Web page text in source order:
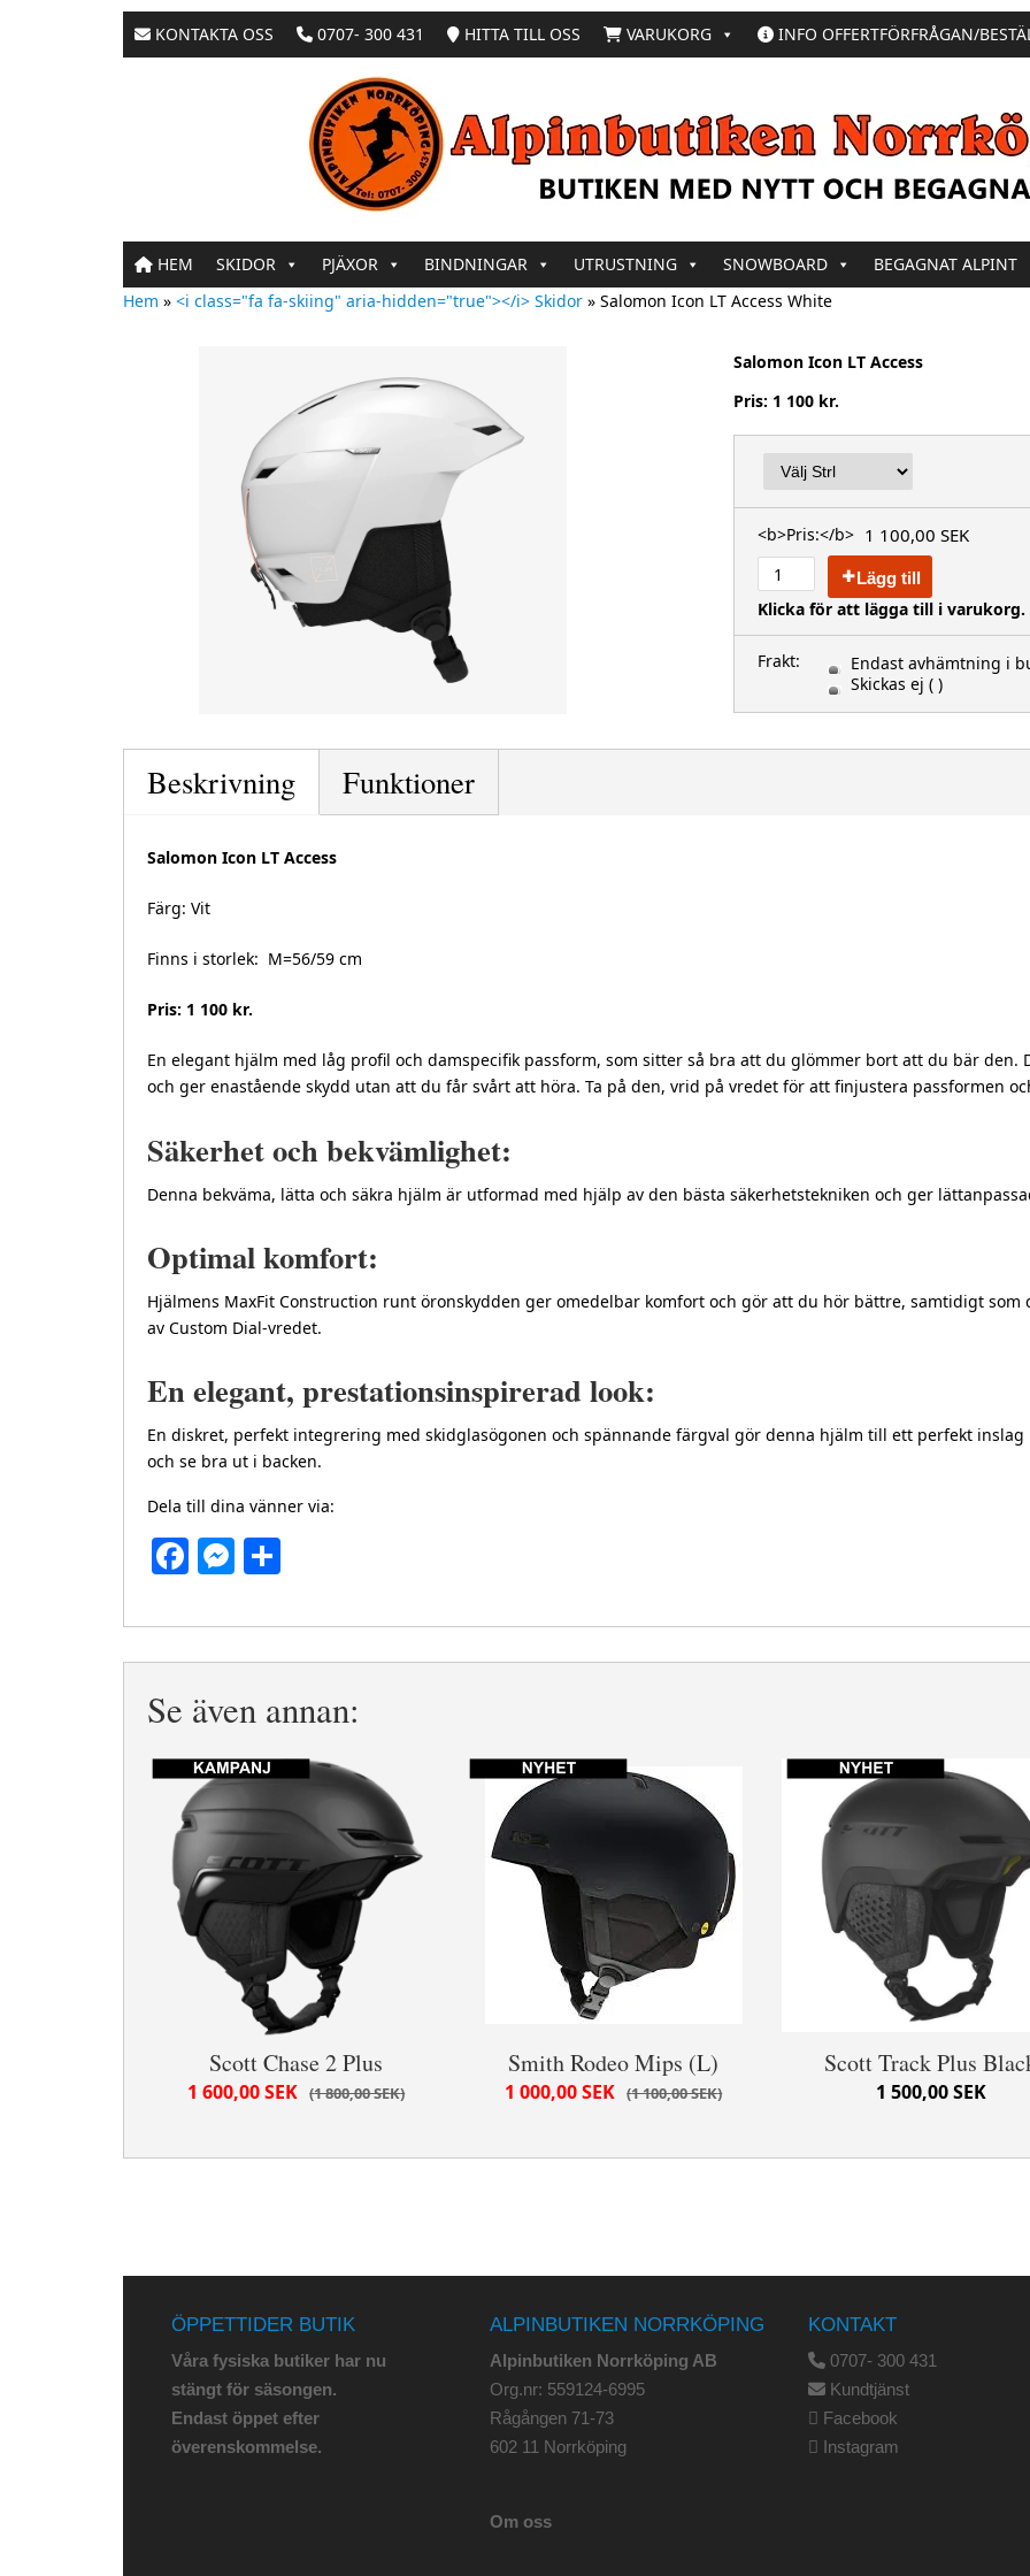
KONTAKTA OSS 0707- 300 431 HITTA TILL OSS VARUKORG INFO OFFERTFÖRFRÅGAN/
HEM SKIDOR PJÄXOR BINDNINGAR UTRUSTNING SNOWBOARD BEGAGNAT ALPINT
Hem » <i class="fa fa-skiing" aria-hidden="true"></i> Skidor » Salomon Icon LT Access White
Salomon Icon LT Access
Pris: 1 100 kr.
<b>Pris:</b> 1 100,00 SEK
Lägg till
Klicka för att lägga till i varukorg.
Frakt: Endast avhämtning i
Skickas ej ( )
Beskrivning Funktioner
Salomon Icon LT Access
Färg: Vit
Finns i storlek: M=56/59 cm
Pris: 1 100 kr.
En elegant hjälm med låg profil och damspecifik passform, som sitter så bra att du glömmer bort att du bär den.
och ger enastående skydd utan att du får svårt att höra. Ta på den, vrid på vredet för att finjustera passformen
Säkerhet och bekvämlighet:
Denna bekväma, lätta och säkra hjälm är utformad med hjälp av den bästa säkerhetstekniken och ger
Optimal komfort:
Hjälmens MaxFit Construction runt öronskydden ger omedelbar komfort och gör att du hör bättre, samtidigt
av Custom Dial-vredet.
En elegant, prestationsinspirerad look:
En diskret, perfekt integrering med skidglasögonen och spännande färgval gör denna hjälm till ett perfekt
och se bra ut i backen.
Dela till dina vänner via:
Facebook
Messenger
Se även annan:
Scott Chase 2 Plus
1 800,00 SEK
1 600,00 SEK
Smith Rodeo Mips (L)
1 100,00 SEK
1 000,00 SEK
Scott Track Plus
1 500,00 SEK
ÖPPETTIDER BUTIK
Våra fysiska butiker har nu
stängt för säsongen.
Endast öppet efter
överenskommelse.
ALPINBUTIKEN NORRKÖPING
Alpinbutiken Norrköping AB
Org.nr: 559124-6995
Rågången 71-73
602 11 Norrköping
Om oss
KONTAKT
0707- 300 431
Kundtjänst
Facebook
Instagram